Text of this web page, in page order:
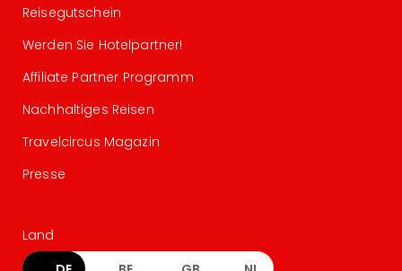
Reisegutschein
Werden Sie Hotelpartner!
Affiliate Partner Programm
Nachhaltiges Reisen
Travelcircus Magazin
Presse
Land